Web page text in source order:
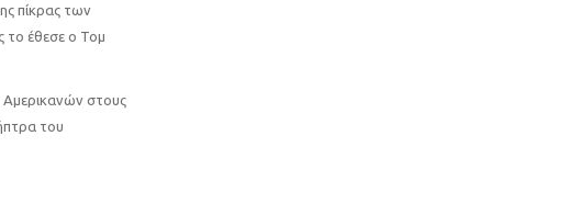
πίκρας των
το έθεσε ο Τομ
Αμερικανών στους
του